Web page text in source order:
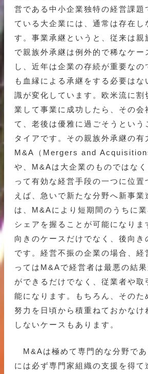
営である中小企業独特の経営課題
ている大企業には、通常は存在し
す。事業承継というと、従来は親
で親族外承継は例外的で稀なケー
し、近年は企業の存続が重要なの
も血縁による承継をする必要はな
識が変化しています。欧米流に割
業して事業に成功したら、その会
て、老後は優雅に過ごそうという
タイアです。その親族外承継の有
M&A（Mergers and
や、M&Aは大企業のものではな
って有効な経営手段の一つに位置
えば、急いで新たな分野へ新事業
は、M&Aにより短期間のうちに
シェアを握ることが可能になりま
向きのケースだけでなく、後向き
です。経営不振の企業の場合、経
ってはM&Aで経営者は最悪の結
ができるだけでなく、従業者や取
能になります。もちろん、そのた
努力を日頃から積重ねておかなけ
しないケースもあります。
M&Aは極めて専門的な分野であ
には必ず専門家組織の支援を得て